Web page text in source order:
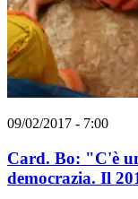
09/02/2017 - 7:00
Card. Bo: "C'è
democrazia. Il